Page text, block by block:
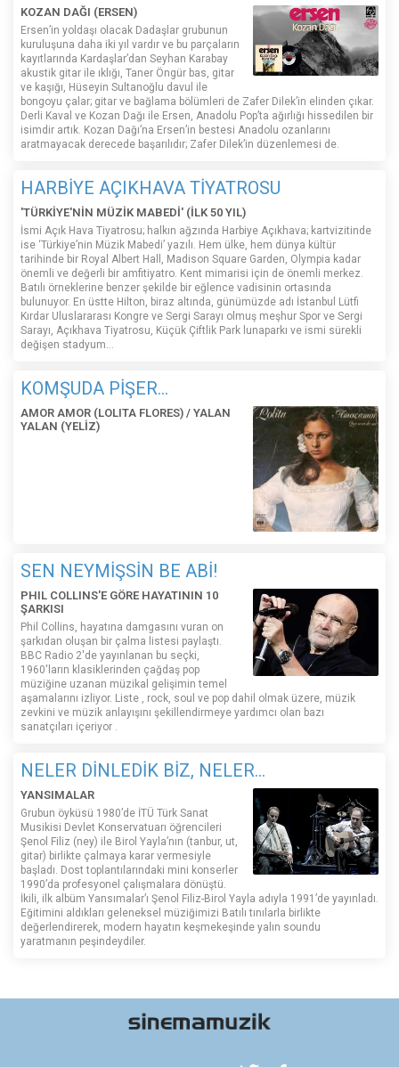
KOZAN DAĞI (ERSEN)
Ersen’in yoldaşı olacak Dadaşlar grubunun
kuruluşuna daha iki yıl vardır ve bu parçaların
kayıtlarında Kardaşlar’dan Seyhan Karabay
akustik gitar ile ıklığı, Taner Öngür bas, gitar
ve kaşığı, Hüseyin Sultanoğlu davul ile
bongoyu çalar; gitar ve bağlama bölümleri de Zafer Dilek’in elinden çıkar.
Derli Kaval ve Kozan Dağı ile Ersen, Anadolu Pop’ta ağırlığı hissedilen bir
isimdir artık. Kozan Dağı’na Ersen’in bestesi Anadolu ozanlarını
aratmayacak derecede başarılıdır; Zafer Dilek’in düzenlemesi de.
HARBİYE AÇIKHAVA TİYATROSU
'TÜRKİYE'NİN MÜZİK MABEDİ' (İLK 50 YIL)
İsmi Açık Hava Tiyatrosu; halkın ağzında Harbiye Açıkhava; kartvizitinde
ise ‘Türkiye’nin Müzik Mabedi’ yazılı. Hem ülke, hem dünya kültür
tarihinde bir Royal Albert Hall, Madison Square Garden, Olympia kadar
önemli ve değerli bir amfitiyatro. Kent mimarisi için de önemli merkez.
Batılı örneklerine benzer şekilde bir eğlence vadisinin ortasında
bulunuyor. En üstte Hilton, biraz altında, günümüzde adı İstanbul Lütfi
Kırdar Uluslararası Kongre ve Sergi Sarayı olmuş meşhur Spor ve Sergi
Sarayı, Açıkhava Tiyatrosu, Küçük Çiftlik Park lunaparkı ve ismi sürekli
değişen stadyum…
KOMŞUDA PİŞER...
AMOR AMOR (LOLITA FLORES) / YALAN
YALAN (YELİZ)
SEN NEYMİŞSİN BE ABİ!
PHIL COLLINS'E GÖRE HAYATININ 10
ŞARKISI
Phil Collins, hayatına damgasını vuran on
şarkıdan oluşan bir çalma listesi paylaştı.
BBC Radio 2'de yayınlanan bu seçki,
1960'ların klasiklerinden çağdaş pop
müziğine uzanan müzikal gelişimin temel
aşamalarını izliyor. Liste , rock, soul ve pop dahil olmak üzere, müzik
zevkini ve müzik anlayışını şekillendirmeye yardımcı olan bazı
sanatçıları içeriyor .
NELER DİNLEDİK BİZ, NELER...
YANSIMALAR
Grubun öyküsü 1980’de İTÜ Türk Sanat
Musikisi Devlet Konservatuarı öğrencileri
Şenol Filiz (ney) ile Birol Yayla’nın (tanbur, ut,
gitar) birlikte çalmaya karar vermesiyle
başladı. Dost toplantılarındaki mini konserler
1990’da profesyonel çalışmalara dönüştü.
İkili, ilk albüm Yansımalar’ı Şenol Filiz-Birol Yayla adıyla 1991’de yayınladı.
Eğitimini aldıkları geleneksel müziğimizi Batılı tınılarla birlikte
değerlendirerek, modern hayatın keşmekeşinde yalın soundu
yaratmanın peşindeydiler.